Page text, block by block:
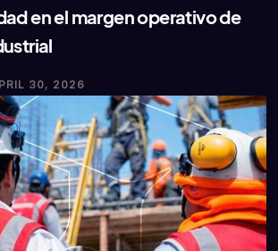
en el margen operativo de
30, 2026